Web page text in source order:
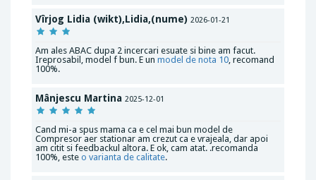
Vîrjog Lidia (wikt),Lidia,(nume) 2026-01-21
Am ales ABAC dupa 2 incercari esuate si bine am facut.
Ireprosabil, model f bun. E un model de nota 10, recomand
100%.
Mânjescu Martina 2025-12-01
Cand mi-a spus mama ca e cel mai bun model de
Compresor aer stationar am crezut ca e vrajeala, dar apoi
am citit si feedbackul altora. E ok, cam atat. .recomanda
100%, este o varianta de calitate.